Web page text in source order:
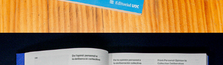
Collective Deliberation